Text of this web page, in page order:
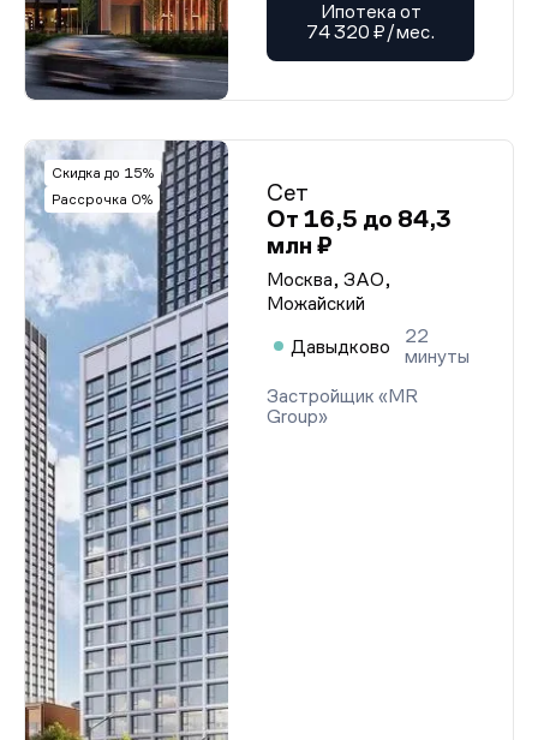
Ипотека от
74 320 ₽/мес.
Скидка до 15%
Рассрочка 0%
Сет
От 16,5 до 84,3
млн ₽
Москва, ЗАО,
Можайский
Давыдково
22
минуты
Застройщик «MR
Group»